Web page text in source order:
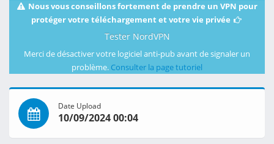
Nous vous conseillons fortement de prendre un VPN pour
protéger votre téléchargement et votre vie privée
Tester NordVPN
Merci de désactiver votre logiciel anti-pub avant de signaler un
problème. Consulter la page tutoriel
Date Upload
10/09/2024 00:04